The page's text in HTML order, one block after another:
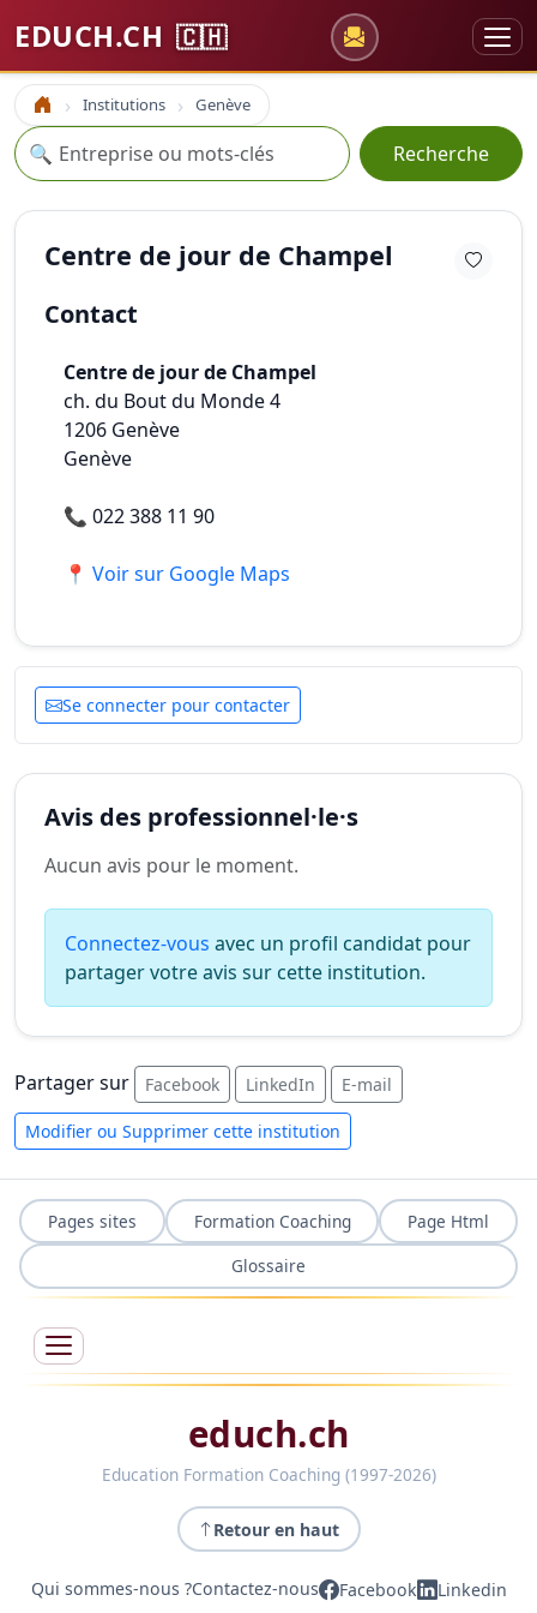
EDUCH.CH 🇨🇭
Accueil Institutions Genève
Recherche
🔍 Recherche
Centre de jour de Champel
Contact
Centre de jour de Champel
ch. du Bout du Monde 4
1206 Genève
Genève
📞 022 388 11 90
📍 Voir sur Google Maps
Se connecter pour contacter
Avis des professionnel·le·s
Aucun avis pour le moment.
Connectez-vous avec un profil candidat pour
partager votre avis sur cette institution.
Partager sur Facebook LinkedIn E-mail
Modifier ou Supprimer cette institution
Pages sites Formation Coaching
Page Html
Glossaire
educh.ch
Education Formation Coaching (1997-2026)
Retour en haut
Qui sommes-nous ?Contactez-nous Facebook Linkedin